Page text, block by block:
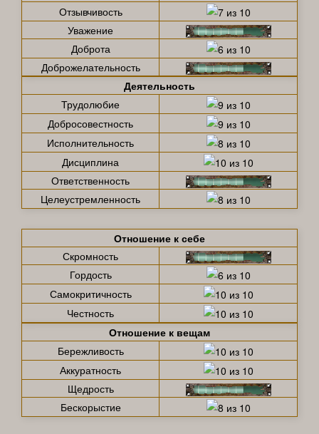
Отзывчивость
Уважение
Доброта
Доброжелательность
Деятельность
Трудолюбие
Добросовестность
Исполнительность
Дисциплина
Ответственность
Целеустремленность
Отношение к себе
Скромность
Гордость
Самокритичность
Честность
Отношение к вещам
Бережливость
Аккуратность
Щедрость
Бескорыстие